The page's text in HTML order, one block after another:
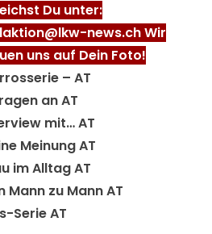
Du unter:
news.ch Wir
uns auf Dein Foto!
– AT
an AT
mit… AT
Meinung AT
im Alltag AT
Mann zu Mann AT
Serie AT